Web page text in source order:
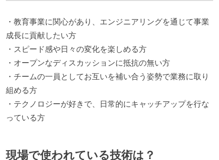
・教育事業に関心があり、エンジニアリングを通じて事業
成長に貢献したい方
・スピード感や日々の変化を楽しめる方
・オープンなディスカッションに抵抗の無い方
・チームの一員としてお互いを補い合う姿勢で業務に取り
組める方
・テクノロジーが好きで、日常的にキャッチアップを行な
っている方
現場で使われている技術は？